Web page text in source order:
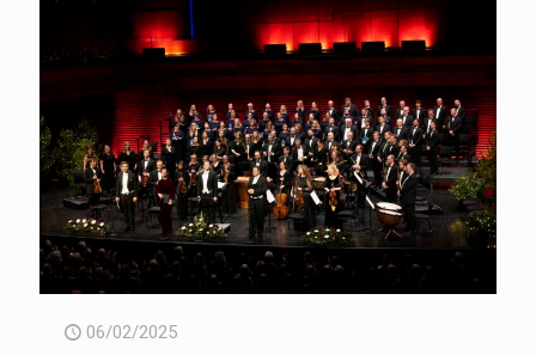
06/02/2025